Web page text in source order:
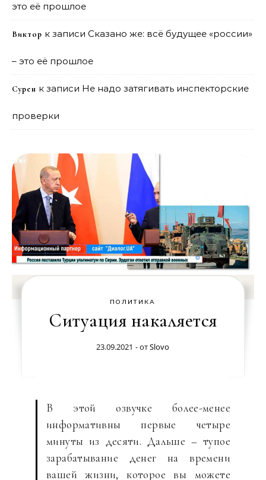
это её прошлое
Виктор к записи Сказано же: всё будущее «россии»
– это её прошлое
Сурен к записи Не надо затягивать инспекторские
проверки
ПОЛИТИКА
Ситуация накаляется
23.09.2021 - отSlovo
В этой озвучке более-менее
информативны первые четыре
минуты из десяти. Дальше – тупое
зарабатывание денег на времени
вашей жизни, которое вы можете